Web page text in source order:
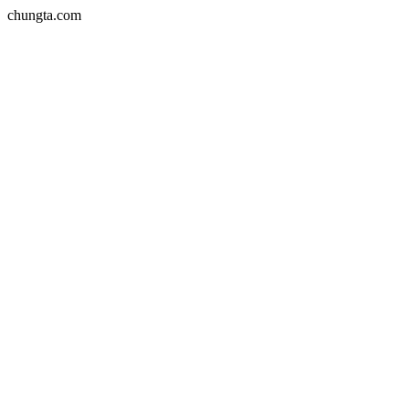
chungta.com